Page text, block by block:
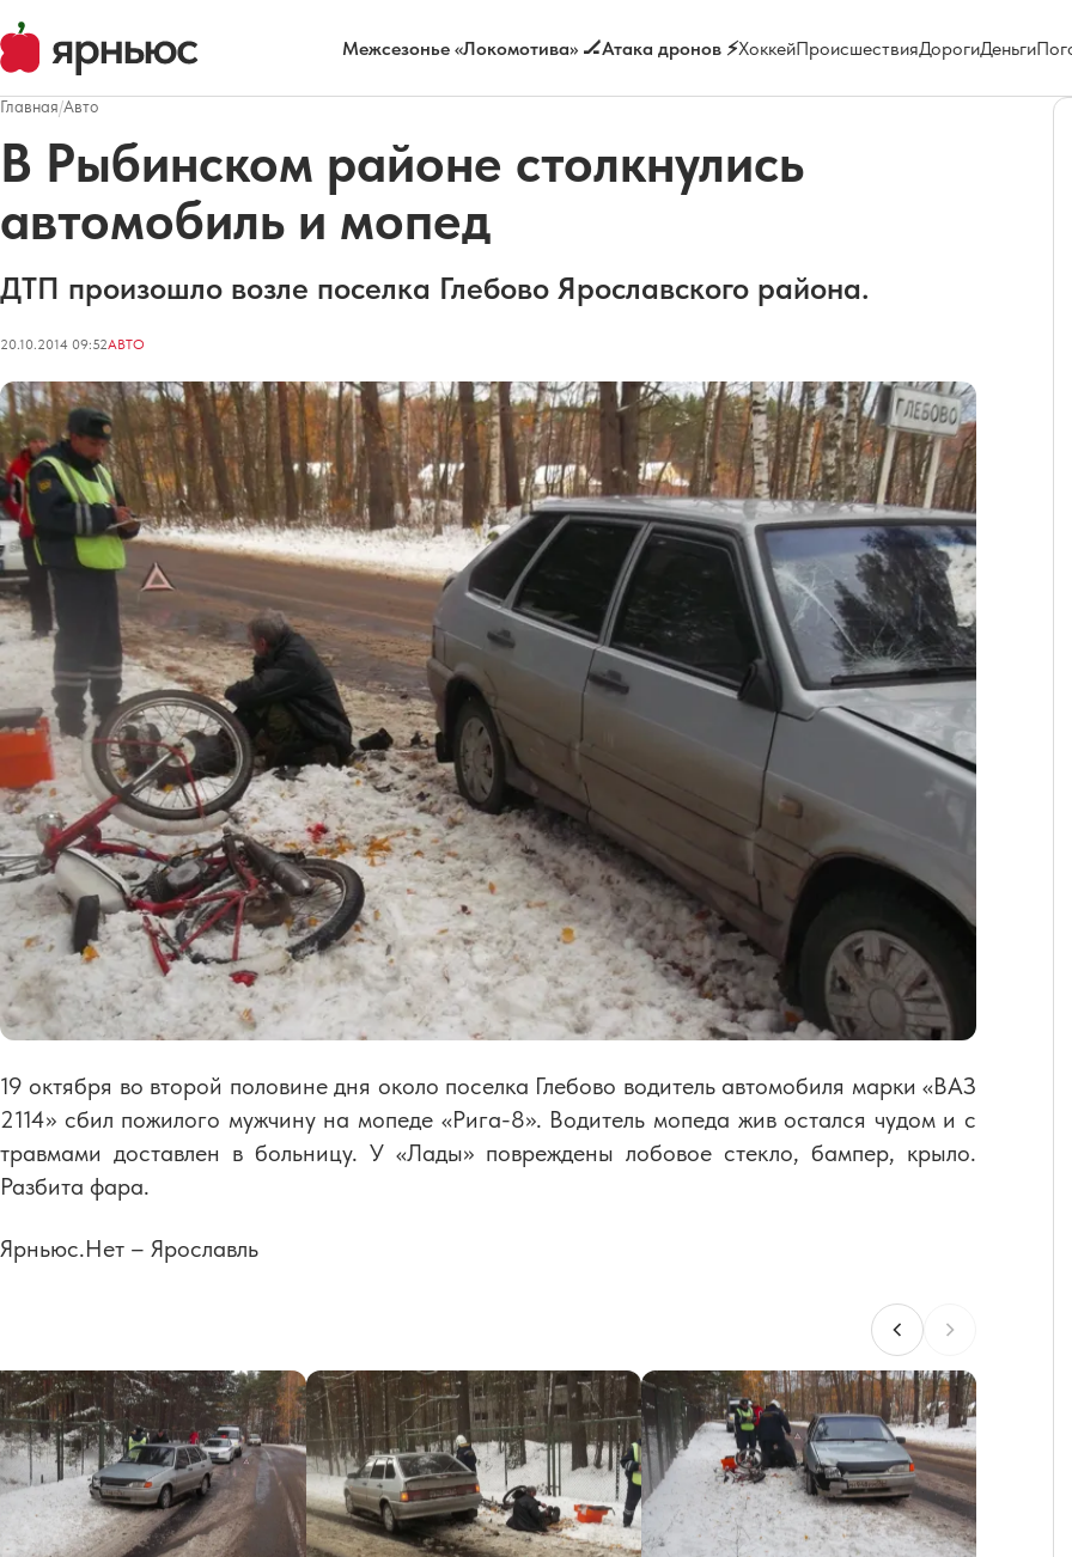
Межсезонье «Локомотива» 🏒Атака дронов ⚡ХоккейПроисшествияДорогиДеньги
Главная/Авто
В Рыбинском районе столкнулись
автомобиль и мопед
ДТП произошло возле поселка Глебово Ярославского района.
20.10.2014 09:52АВТО
19 октября во второй половине дня около поселка Глебово водитель автомобиля марки «ВАЗ
2114» сбил пожилого мужчину на мопеде «Рига-8». Водитель мопеда жив остался чудом и с
травмами доставлен в больницу. У «Лады» повреждены лобовое стекло, бампер, крыло.
Разбита фара.
Ярньюс.Нет – Ярославль